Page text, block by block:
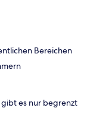
Bereichen
es nur begrenzt